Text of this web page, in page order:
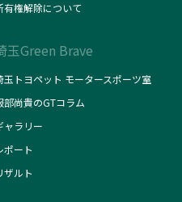
有権解除について
玉Green Brave
玉トヨペット モータースポーツ室
部尚貴のGTコラム
ャラリー
ポート
ザルト